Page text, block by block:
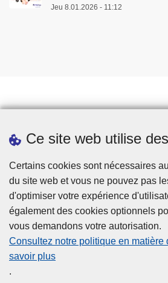
Ce site web utilise
Certains cookies sont nécessaires
du site web et vous ne pouvez pas
d'optimiser votre expérience
également des cookies optionnels
vous demandons votre autorisation.
Consultez notre politique en matière
savoir plus
.
Jeu 8.01.2026 - 11:12
Téléchargements
Presse